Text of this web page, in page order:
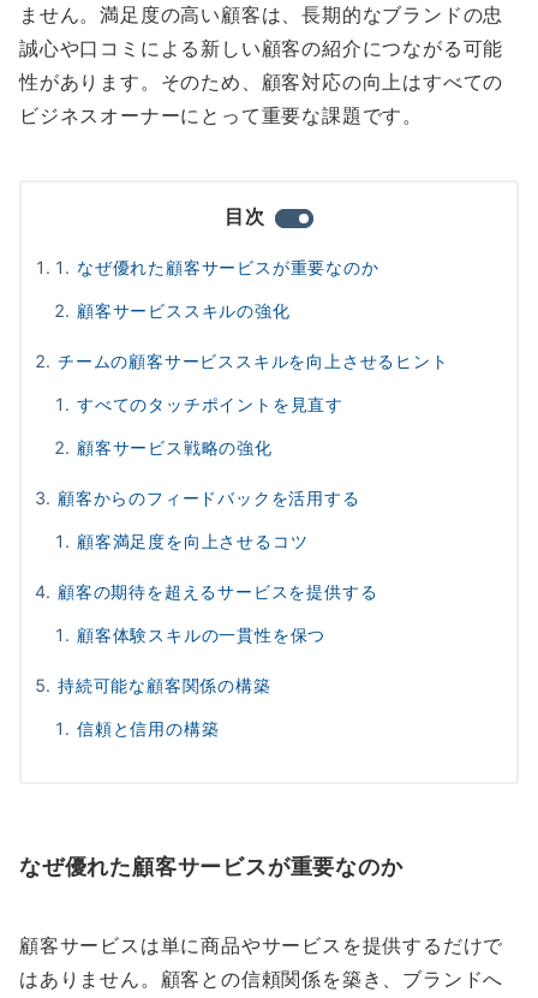
ません。満足度の高い顧客は、長期的なブランドの忠
誠心や口コミによる新しい顧客の紹介につながる可能
性があります。そのため、顧客対応の向上はすべての
ビジネスオーナーにとって重要な課題です。
目次
なぜ優れた顧客サービスが重要なのか
顧客サービススキルの強化
チームの顧客サービススキルを向上させるヒント
すべてのタッチポイントを見直す
顧客サービス戦略の強化
顧客からのフィードバックを活用する
顧客満足度を向上させるコツ
顧客の期待を超えるサービスを提供する
顧客体験スキルの一貫性を保つ
持続可能な顧客関係の構築
信頼と信用の構築
なぜ優れた顧客サービスが重要なのか
顧客サービスは単に商品やサービスを提供するだけで
はありません。顧客との信頼関係を築き、ブランドへ